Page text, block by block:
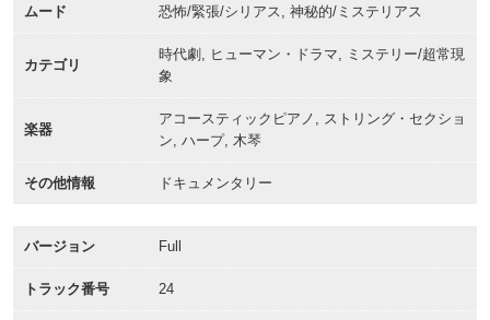
ムード 恐怖/緊張/シリアス, 神秘的/ミステリアス
カテゴリ
時代劇, ヒューマン・ドラマ, ミステリー/超常現
象
楽器
アコースティックピアノ, ストリング・セクショ
ン, ハープ, 木琴
その他情報 ドキュメンタリー
バージョン Full
トラック番号 24